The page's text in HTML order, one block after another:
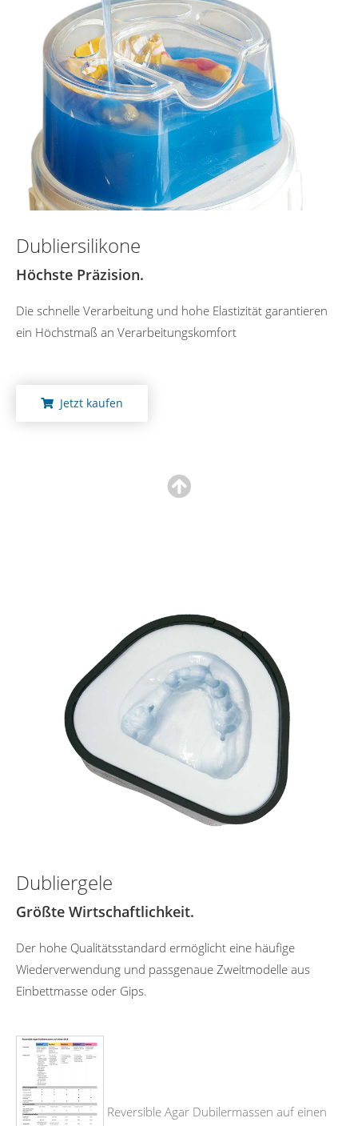
Dubliersilikone
Höchste Präzision.
Die schnelle Verarbeitung und hohe Elastizität garantieren
ein Höchstmaß an Verarbeitungskomfort
Jetzt kaufen
Dubliergele
Größte Wirtschaftlichkeit.
Der hohe Qualitätsstandard ermöglicht eine häufige
Wiederverwendung und passgenaue Zweitmodelle aus
Einbettmasse oder Gips.
Reversible Agar Dubilermassen auf einen